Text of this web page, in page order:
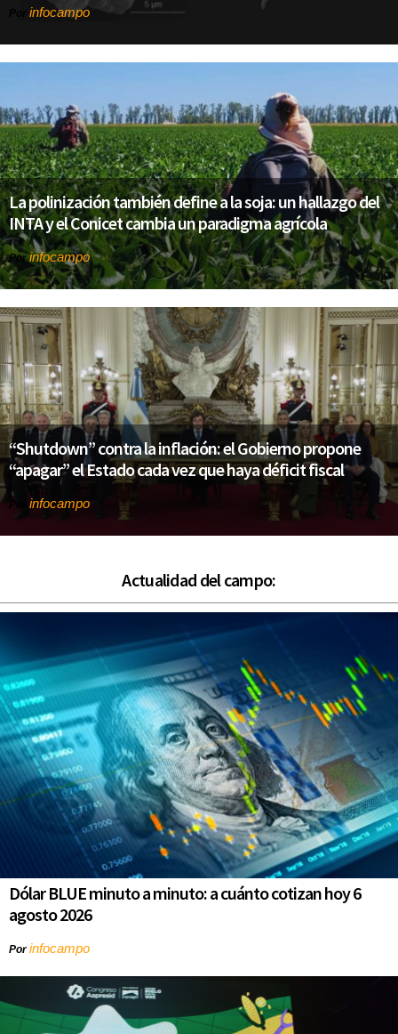
infocampo
La polinización también define a la soja: un hallazgo del
INTA y el Conicet cambia un paradigma agrícola
Porinfocampo
“Shutdown” contra la inflación: el Gobierno propone
“apagar” el Estado cada vez que haya déficit fiscal
Por infocampo
Actualidad del campo:
Dólar BLUE minuto a minuto: a cuánto cotizan hoy 6
agosto 2026
Porinfocampo